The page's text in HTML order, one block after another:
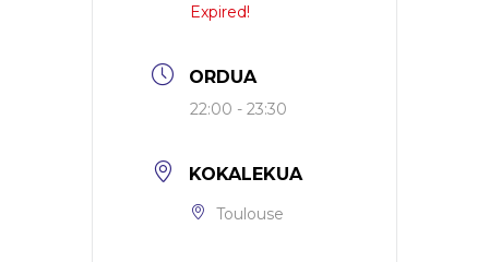
Expired!
ORDUA
22:00 - 23:30
KOKALEKUA
Toulouse